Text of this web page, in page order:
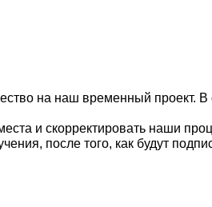
на наш временный проект. В
и скорректировать наши
после того, как будут